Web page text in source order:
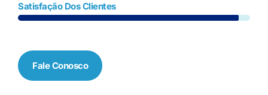
Satisfação Dos Clientes
Fale Conosco